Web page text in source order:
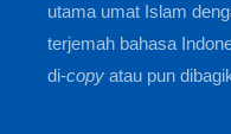
utama umat Islam
terjemah bahasa
di-copy atau pun